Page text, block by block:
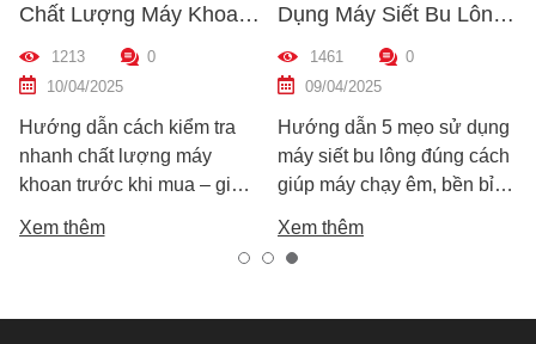
Chất Lượng Máy Khoan
Trước Khi Mua – Hướng
Dẫn Chi Tiết Cho Người
Mới
1213
0
10/04/2025
Hướng dẫn cách kiểm tra
nhanh chất lượng máy
khoan trước khi mua – giúp
tốt, bền, hoạt động ổn định,
Xem thêm
Dụng Máy Siết Bu Lông
Đúng Cách – Bền Máy,
Hiệu Quả Cao
1461
0
09/04/2025
Hướng dẫn 5 mẹo sử dụng
máy siết bu lông đúng cách
giúp máy chạy êm, bền bỉ
biến khiến máy nhanh hỏng
và kém hiệu suất.
Xem thêm